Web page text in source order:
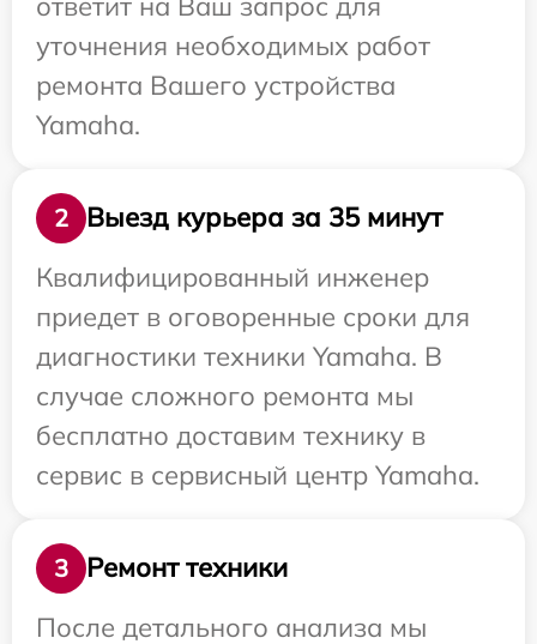
уточнения необходимых работ
ремонта Вашего устройства
Yamaha.
2
Выезд курьера за 35 минут
Квалифицированный инженер
приедет в оговоренные сроки для
диагностики техники Yamaha. В
случае сложного ремонта мы
бесплатно доставим технику в
сервис в сервисный центр Yamaha.
3
Ремонт техники
После детального анализа мы